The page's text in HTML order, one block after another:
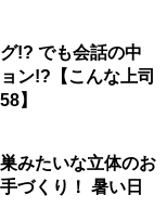
!? でも会話の中
ン!?【こんな上司
58】
みたいな立体のお
づくり！ 暑い日